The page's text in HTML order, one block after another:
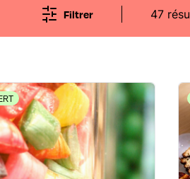
Filtrer 47
SHOPPING
et Berlingot
de l'Argue - 69002 Lyon
2ème